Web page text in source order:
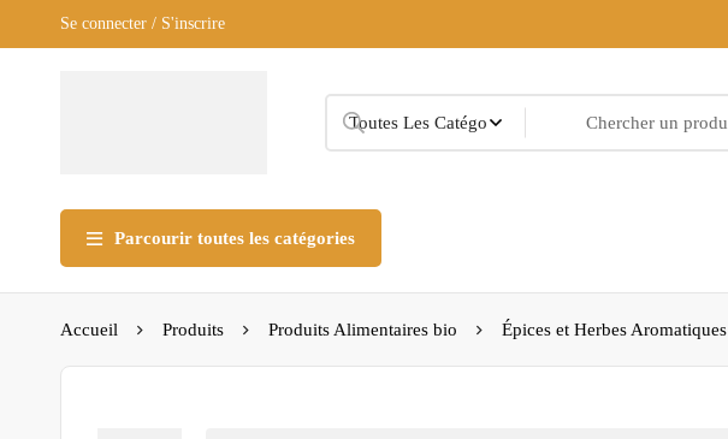
Se connecter / S'inscrire
Parcourir toutes les catégories
Accueil Produits Produits Alimentaires bio Épices et Herbes Aromatiques